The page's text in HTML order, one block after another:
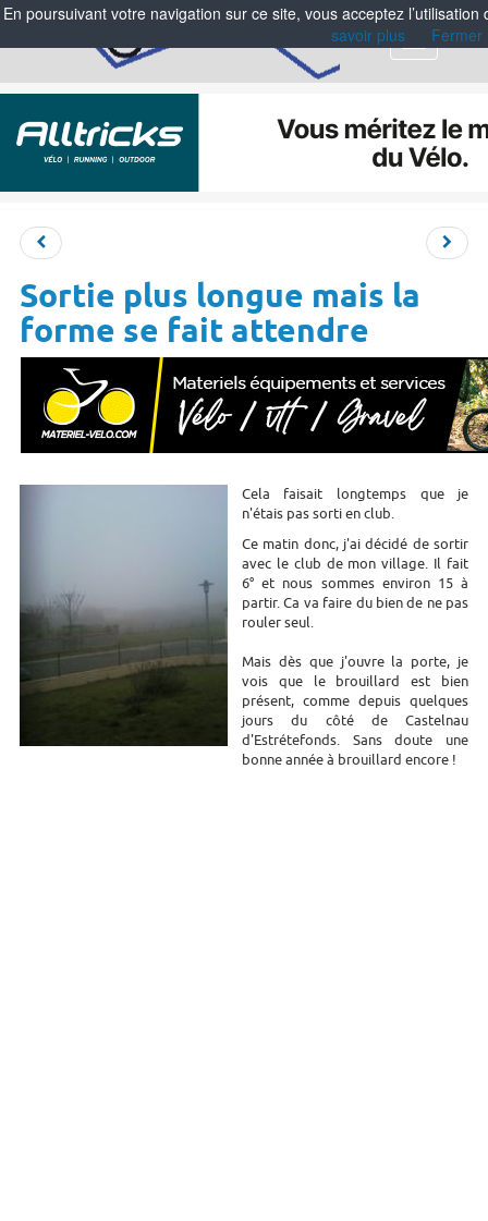
Menu
Sortie plus longue mais la
forme se fait attendre
Cela faisait longtemps que je
n'étais pas sorti en club.
Ce matin donc, j'ai décidé de sortir
avec le club de mon village. Il fait
6° et nous sommes environ 15 à
partir. Ca va faire du bien de ne pas
rouler seul.
Mais dès que j'ouvre la porte, je
vois que le brouillard est bien
présent, comme depuis quelques
jours du côté de Castelnau
d'Estrétefonds. Sans doute une
bonne année à brouillard encore !
En poursuivant votre navigation sur ce site, vous acceptez
savoir plus
Fermer